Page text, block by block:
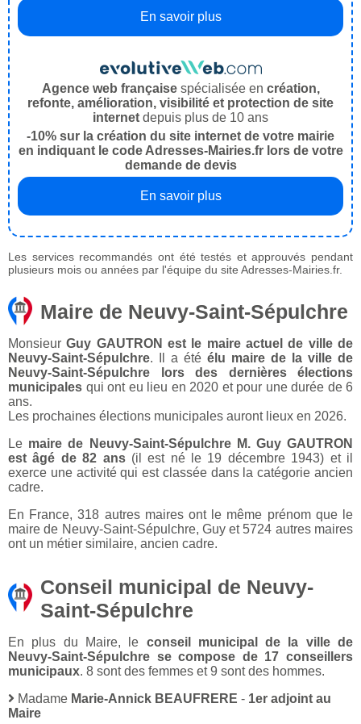
En savoir plus
Agence web françaisespécialisée en création,
refonte, amélioration, visibilité et protection de site
internet depuis plus de 10 ans
-10% sur la création du site internet de votre mairie
en indiquant le code Adresses-Mairies.fr lors de votre
demande de devis
En savoir plus
Les services recommandés ont été testés et approuvés pendant
plusieurs mois ou années par l'équipe du site Adresses-Mairies.fr.
Maire de Neuvy-Saint-Sépulchre
MonsieurGuy GAUTRON est le maire actuel de ville de
Neuvy-Saint-Sépulchre. Il a été élu maire de la ville de
Neuvy-Saint-Sépulchre lors des dernières élections
municipales qui ont eu lieu en 2020 et pour une durée de 6
ans.
Les prochaines élections municipales auront lieux en 2026.
Le maire de Neuvy-Saint-Sépulchre M. Guy GAUTRON
est âgé de 82 ans(il est né le 19 décembre 1943) et il
exerce une activité qui est classée dans la catégorie ancien
cadre.
En France, 318 autres maires ont le même prénom que le
maire de Neuvy-Saint-Sépulchre, Guy et 5724 autres maires
ont un métier similaire, ancien cadre.
Conseil municipal de Neuvy-
Saint-Sépulchre
En plus du Maire, le conseil municipal de la ville de
Neuvy-Saint-Sépulchre se compose de 17 conseillers
municipaux. 8 sont des femmes et 9 sont des hommes.
Madame Marie-Annick BEAUFRERE - 1er adjoint au
Maire